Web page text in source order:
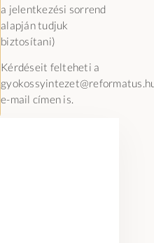
a jelentkezési sorrend
alapján tudjuk
biztosítani)
Kérdéseit felteheti a
e-mail címen is.